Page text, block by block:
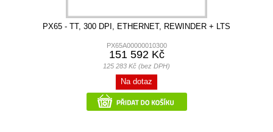
PX65 - TT, 300 DPI, ETHERNET, REWINDER + LTS
PX65A00000010300
151 592 Kč
125 283 Kč (bez DPH)
Na dotaz